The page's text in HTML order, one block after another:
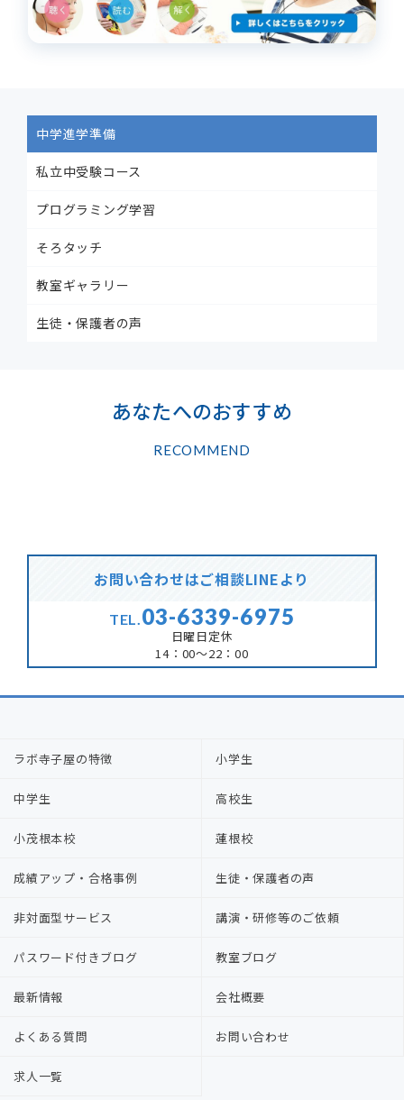
中学進学準備
私立中受験コース
プログラミング学習
そろタッチ
教室ギャラリー
生徒・保護者の声
あなたへのおすすめ
RECOMMEND
お問い合わせはご相談LINEより
TEL.03-6339-6975
日曜日定休
14：00～22：00
ラボ寺子屋の特徴 小学生
中学生 高校生
小茂根本校 蓮根校
成績アップ・合格事例 生徒・保護者の声
非対面型サービス 講演・研修等のご依頼
パスワード付きブログ 教室ブログ
最新情報 会社概要
よくある質問 お問い合わせ
求人一覧